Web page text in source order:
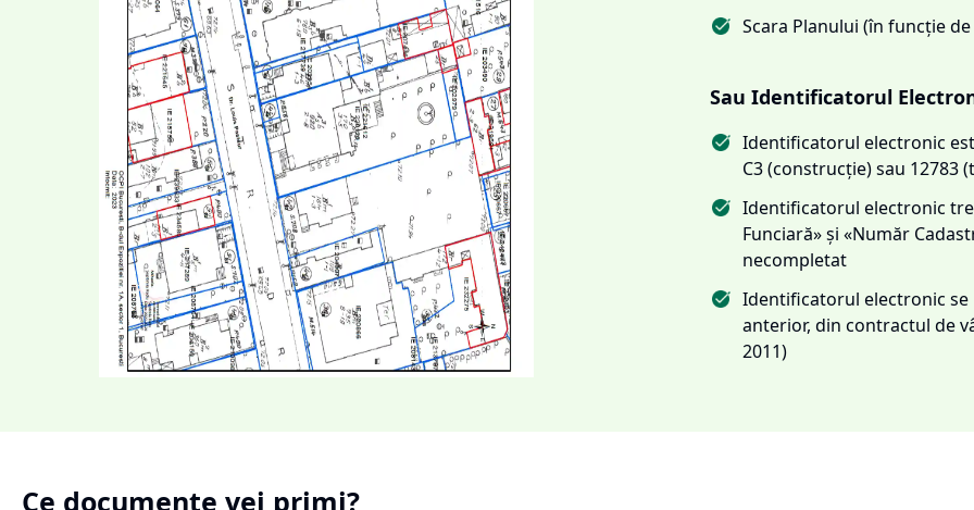
Scara Planului (în funcție
Sau Identificatorul
Identificatorul electronic
C3 (construcție) sau 12783
Identificatorul electronic
Funciară» și «Număr
necompletat
Identificatorul electronic
anterior, din contractul de
2011)
Ce documente vei primi?